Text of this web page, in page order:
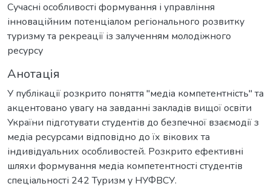
Сучасні особливості формування і управління
інноваційним потенціалом регіонального розвитку
туризму та рекреації із залученням молодіжного
ресурсу
Анотація
У публікації розкрито поняття "медіа компетентність" та
акцентовано увагу на завданні закладів вищої освіти
України підготувати студентів до безпечної взаємодії з
медіа ресурсами відповідно до їх вікових та
індивідуальних особливостей. Розкрито ефективні
шляхи формування медіа компетентності студентів
спеціальності 242 Туризм у НУФВСУ.